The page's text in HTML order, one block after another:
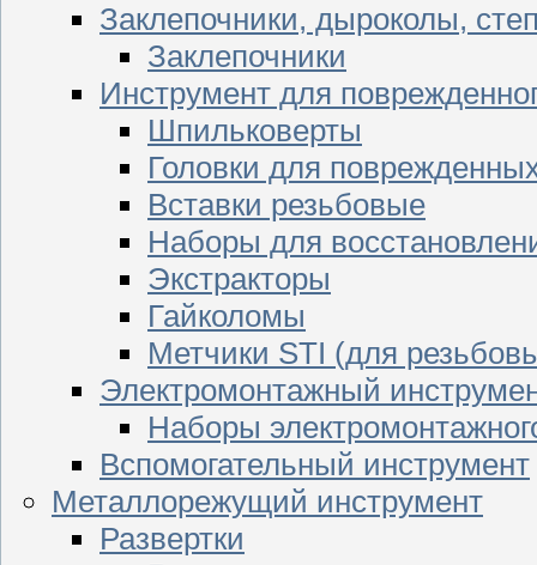
Заклепочники, дыроколы,
Заклепочники
Инструмент для
Шпильковерты
Головки для
Вставки резьбовые
Наборы для
Экстракторы
Гайколомы
Метчики STI (для
Электромонтажный
Наборы
Вспомогательный инструмент
Металлорежущий инструмент
Развертки